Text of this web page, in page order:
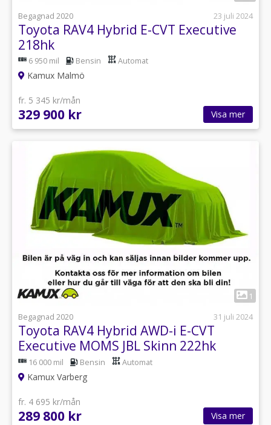
Begagnad 2020
23 juli 2024
Toyota RAV4 Hybrid E-CVT Executive
218hk
6 950 mil Bensin Automat
Kamux Malmö
fr. 5 345 kr/mån
329 900 kr Visa mer
1
Begagnad 2020
31 juli 2024
Toyota RAV4 Hybrid AWD-i E-CVT
Executive MOMS JBL Skinn 222hk
16 000 mil Bensin Automat
Kamux Varberg
fr. 4 695 kr/mån
289 800 kr Visa mer